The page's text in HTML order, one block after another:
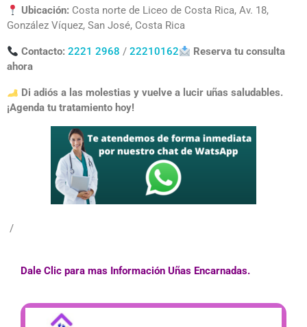
Ubicación: Costa norte de Liceo de Costa Rica, Av. 18,
González Víquez, San José, Costa Rica
Contacto: 2221 2968 /22210162
Reserva tu consulta
ahora
Di adiós a las molestias y vuelve a lucir uñas saludables.
¡Agenda tu tratamiento hoy!
/
Dale Clic para mas Información Uñas Encarnadas.